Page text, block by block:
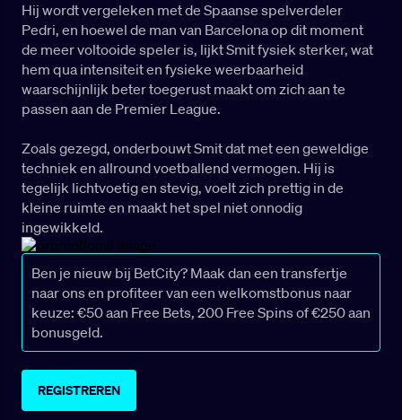
Hij wordt vergeleken met de Spaanse spelverdeler
Pedri, en hoewel de man van Barcelona op dit moment
de meer voltooide speler is, lijkt Smit fysiek sterker, wat
hem qua intensiteit en fysieke weerbaarheid
waarschijnlijk beter toegerust maakt om zich aan te
passen aan de Premier League.
Zoals gezegd, onderbouwt Smit dat met een geweldige
techniek en allround voetballend vermogen. Hij is
tegelijk lichtvoetig en stevig, voelt zich prettig in de
kleine ruimte en maakt het spel niet onnodig
ingewikkeld.
Ben je nieuw bij BetCity? Maak dan een transfertje
naar ons en profiteer van een welkomstbonus naar
keuze: €50 aan Free Bets, 200 Free Spins of €250 aan
bonusgeld.
REGISTREREN